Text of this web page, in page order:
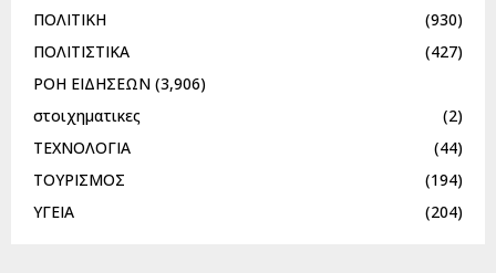
ΠΟΛΙΤΙΚΗ
(930)
ΠΟΛΙΤΙΣΤΙΚΑ
(427)
ΡΟΗ ΕΙΔΗΣΕΩΝ (3,906)
στοιχηματικες
(2)
ΤΕΧΝΟΛΟΓΙΑ
(44)
ΤΟΥΡΙΣΜΟΣ
(194)
ΥΓΕΙΑ
(204)